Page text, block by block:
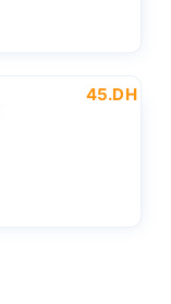
45.DH